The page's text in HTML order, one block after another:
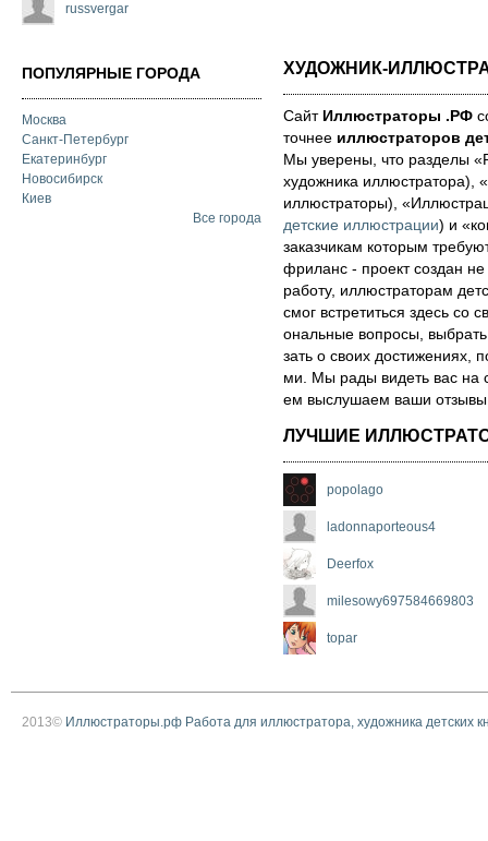
russvergar
ПОПУЛЯРНЫЕ ГОРОДА
Москва
Санкт-Петербург
Екатеринбург
Новосибирск
Киев
Все города
ХУДОЖНИК-
Сайт Иллюстраторы .РФ
точнее иллюстраторов
Мы уве­ре­ны, что раз­де­лы
художника иллюстратора),
иллюстраторы),
детские иллюстрации) и
за­каз­чи­кам которым
фри­ланс - про­ект соз­дан
ра­бо­ту, иллюстраторам
смог встре­тить­ся здесь со
ональ­ные воп­ро­сы,
зать о сво­их
ми. Мы рады ви­деть вас на
ем выс­лу­ша­ем ва­ши от­зы­вы
ЛУЧШИЕ
popolago
ladonnaporteous4
Deerfox
milesowy697584669803
topar
2013© Иллюстраторы.рф Работа для иллюстратора, художника детских